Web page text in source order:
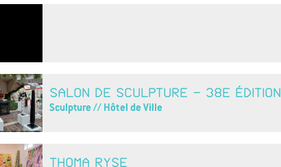
SALON DE SCULPTURE - 38E ÉDITION
Sculpture // Hôtel de Ville
THOMA RYSE